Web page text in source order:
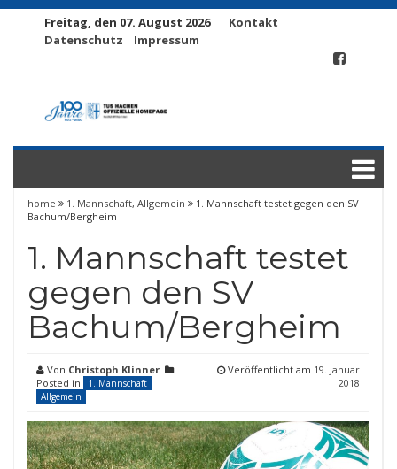
Freitag, den 07. August 2026
Kontakt
Datenschutz
Impressum
home 1. Mannschaft, Allgemein
1. Mannschaft testet gegen den SV
Bachum/​Bergheim
1. Mannschaft testet
gegen den SV
Bachum/​Bergheim
Von Christoph Klinner
Posted in
1. Mannschaft
Allgemein
Veröffentlicht am 19. Januar
2018